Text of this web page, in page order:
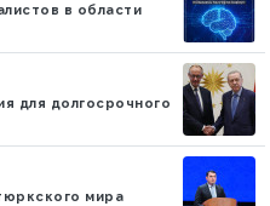
в области
для долгосрочного
мира